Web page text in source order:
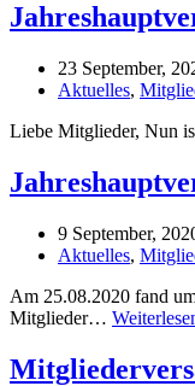
23 September,
Aktuelles,
Liebe Mitglieder, Nun
9 September,
Aktuelles,
Am 25.08.2020 fand
Mitglieder…